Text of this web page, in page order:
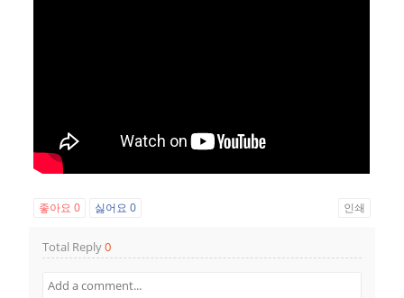
좋아요0 싫어요0 인쇄
Total Reply0